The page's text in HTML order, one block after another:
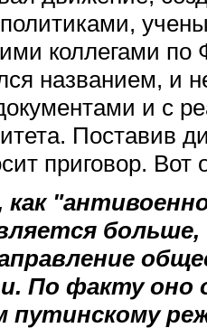
коллегами по
названием, и
и с
Поставив
приговор. Вот
как
По факту оно